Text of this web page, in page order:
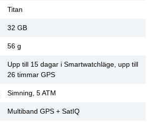
Titan
32 GB
56 g
Upp till 15 dagar i Smartwatchläge, upp till
26 timmar GPS
Simning, 5 ATM
Multiband GPS + SatIQ